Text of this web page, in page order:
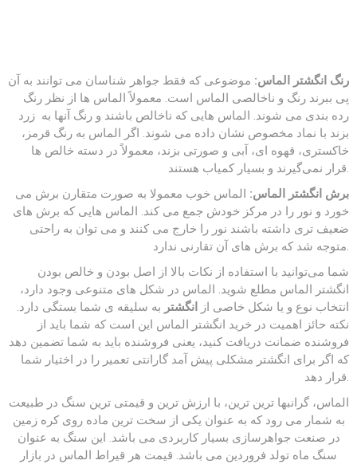
رنگ انگشتر الماس: موضوعی که فقط جواهر شناسان می توانند به آن
پی ببرند رنگ و ناخالصی الماس است. معمولاً الماس ها از نظر رنگ
رده بندی می شوند. الماس هایی که ناخالص باشند و رنگ آنها به زرد
بزند با نماد مخصوص نشان داده می شوند. اگر الماس به رنگ قرمز،
خاکستری، قهوه ای، آبی و صورتی بزند، معمولاً در دسته خالص ها
قرار نمی‌گیرند و بسیار کمیاب هستند.
برش انگشتر الماس: الماس خوب معمولا به صورت متقارن برش می
خورد و نور را در مرکز خودش جمع می کند. الماس هایی که برش های
ضعیف تری داشته باشند نور را خارج می کنند و می توان به راحتی
متوجه شد که برش های آن تقارنی ندارد.
شما می‌توانید با استفاده از نکات بالا از اصل بودن و خالص بودن
انگشتر الماس مطلع شوید. الماس در شکل های متنوعی وجود دارد،
انتخاب نوع و یا شکل خاصی از
انگشتر به سلیقه ی شما بستگی دارد.
نکته حائز اهمیت در خرید انگشتر الماس این است که شما باید از
فروشنده ضمانت دریافت کنید، یعنی فروشنده باید به شما تضمین دهد
که اگر برای انگشتر مشکلی پیش آمد گارانتی تعمیر را در اختیار شما
قرار دهد.
الماس، گرانبها ترین ترین، با ارزش ترین و قیمتی ترین سنگ در طبیعت
به شمار می رود که به عنوان یکی از سخت ترین ماده روی کره زمین
در صنعت جواهرسازی بسیار کاربردی می باشد. این سنگ به عنوان
سنگ ماه تولد فروردین می باشد. قیمت هر قیراط الماس در بازار